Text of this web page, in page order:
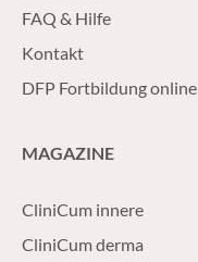
FAQ & Hilfe
Kontakt
DFP Fortbildung online
MAGAZINE
CliniCum innere
CliniCum derma